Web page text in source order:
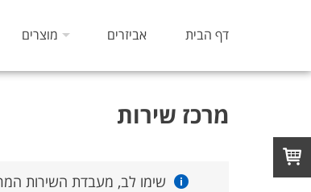
דף הבית אביזרים מוצרים
מרכז שירות
שימו לב, מעבדת השירות